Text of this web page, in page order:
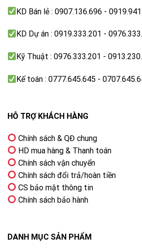
KD Bán lẻ : 0907.136.696 -
KD Dự án : 0919.333.201 -
Kỹ Thuật : 0976.333.201 -
Kế toán : 0777.645.645 -
HỖ TRỢ KHÁCH HÀNG
Chính sách & QĐ chung
HD mua hàng & Thanh toán
Chính sách vận chuyển
Chính sách đổi trả/hoàn tiền
CS bảo mật thông tin
Chính sách bảo hành
DANH MỤC SẢN PHẨM